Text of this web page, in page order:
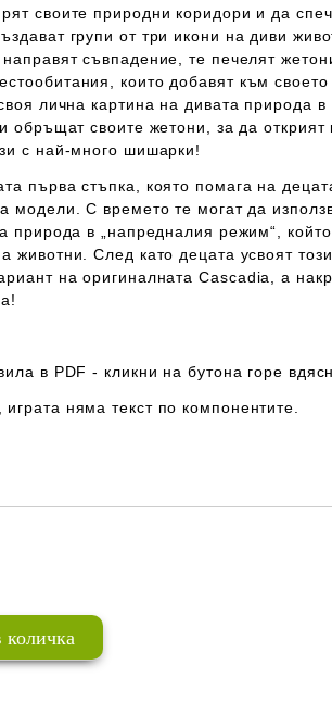
своите природни коридори и да
групи от три икони на диви
съвпадение, те печелят
които добавят към
лична картина на дивата природа
обръщат своите жетони, за да
с най-много шишарки!
първа стъпка, която помага на
модели. С времето те могат да
природа в „напредналия режим“,
животни. След като децата усвоят
на оригиналнатаCascadia
, а
в PDF - кликни на бутона горе
играта няма текст по компонентите.